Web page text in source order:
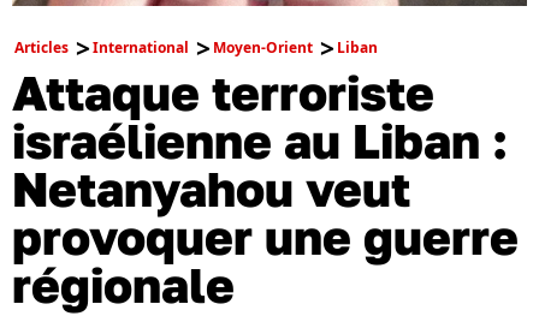
Articles International Moyen-Orient Liban
Attaque terroriste
israélienne au Liban :
Netanyahou veut
provoquer une guerre
régionale